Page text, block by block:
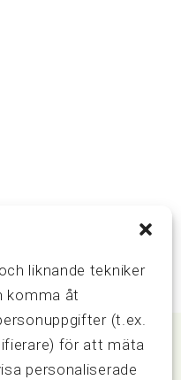
liknande tekniker
komma åt
(t.ex.
för att mäta
personaliserade